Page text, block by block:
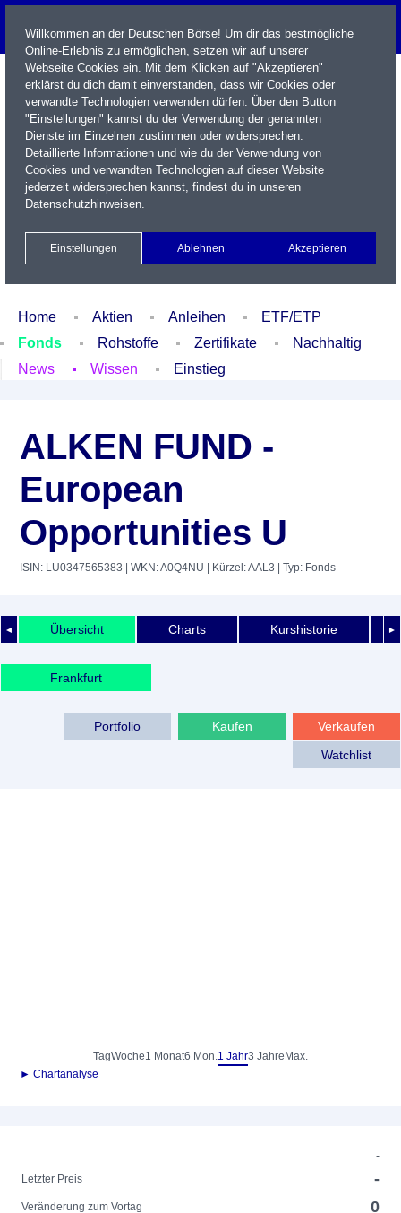
Name / WKN / ISIN / Kürzel
Xetra Realtime
Watchlist Portfolio Login
Home Aktien Anleihen
ETF/ETP
Fonds
Rohstoffe Zertifikate
Nachhaltig
News
Wissen Einstieg
ALKEN FUND -
European
Opportunities U
ISIN: LU0347565383 | WKN: A0Q4NU | Kürzel: AAL3 | Typ: Fonds
◄ ►
Übersicht Charts Kurshistorie
Frankfurt
Verkaufen
Kaufen
Portfolio
Watchlist
TagWoche1 Monat6 Mon.1 Jahr3 Jahre Max.
► Chartanalyse
-
Letzter Preis
-
Veränderung zum Vortag 0
Willkommen an der Deutschen Börse! Um dir das bestmögliche
Online-Erlebnis zu ermöglichen, setzen wir auf unserer
Webseite Cookies ein. Mit dem Klicken auf "Akzeptieren"
erklärst du dich damit einverstanden, dass wir Cookies oder
verwandte Technologien verwenden dürfen. Über den Button
"Einstellungen" kannst du der Verwendung der genannten
Dienste im Einzelnen zustimmen oder widersprechen.
Detaillierte Informationen und wie du der Verwendung von
Cookies und verwandten Technologien auf dieser Website
jederzeit widersprechen kannst, findest du in unseren
Datenschutzhinweisen.
Einstellungen Ablehnen Akzeptieren